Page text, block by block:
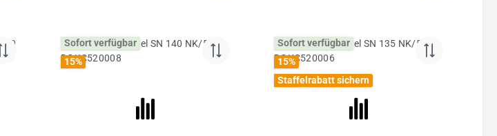
Sofort verfügbar
15%
Sofort verfügbar
15%
Staffelrabatt sichern